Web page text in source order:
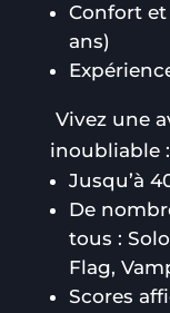
Confort et
ans)
Vivez une
inoubliable :
Jusqu’à
De
tous :
Flag,
Scores